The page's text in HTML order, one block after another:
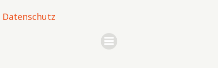
Datenschutz